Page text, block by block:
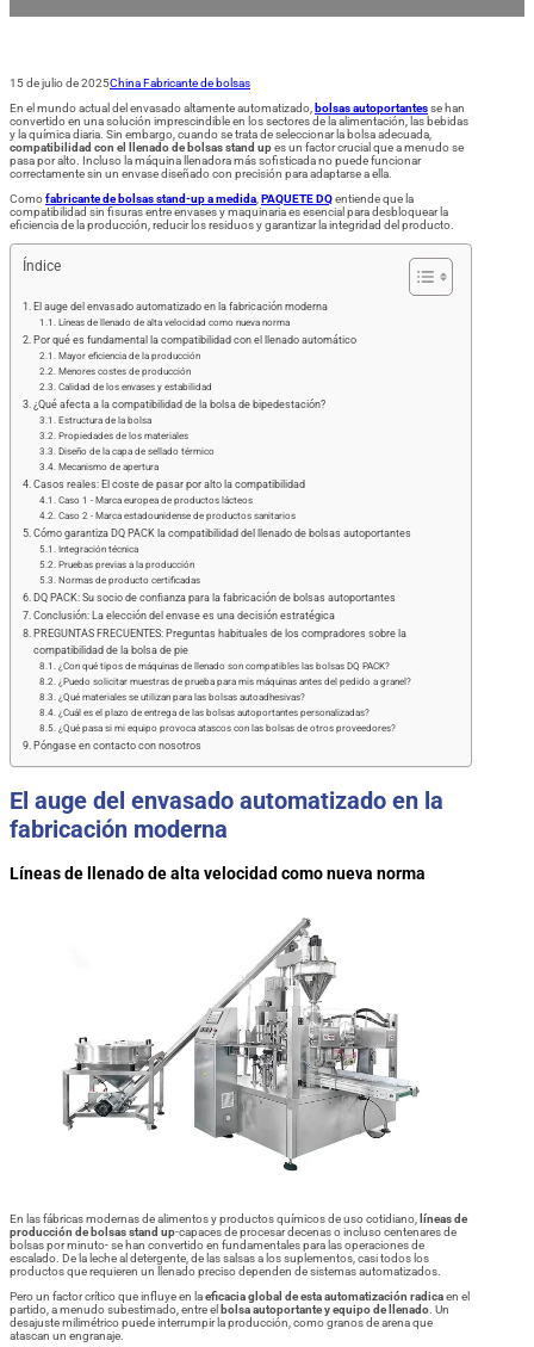
15 de julio de 2025China Fabricante de bolsas
En el mundo actual del envasado altamente automatizado, bolsas autoportantesse han
convertido en una solución imprescindible en los sectores de la alimentación, las bebidas
y la química diaria. Sin embargo, cuando se trata de seleccionar la bolsa adecuada,
compatibilidad con el llenado de bolsas stand upes un factor crucial que a menudo se
pasa por alto. Incluso la máquina llenadora más sofisticada no puede funcionar
correctamente sin un envase diseñado con precisión para adaptarse a ella.
Comofabricante de bolsas stand-up a medida PAQUETE DQentiende que la
compatibilidad sin fisuras entre envases y maquinaria es esencial para desbloquear la
eficiencia de la producción, reducir los residuos y garantizar la integridad del producto.
Índice
El auge del envasado automatizado en la fabricación moderna
Líneas de llenado de alta velocidad como nueva norma
Por qué es fundamental la compatibilidad con el llenado automático
Mayor eficiencia de la producción
Menores costes de producción
Calidad de los envases y estabilidad
¿Qué afecta a la compatibilidad de la bolsa de bipedestación?
Estructura de la bolsa
Propiedades de los materiales
Diseño de la capa de sellado térmico
Mecanismo de apertura
Casos reales: El coste de pasar por alto la compatibilidad
Caso 1 - Marca europea de productos lácteos
Caso 2 - Marca estadounidense de productos sanitarios
Cómo garantiza DQ PACK la compatibilidad del llenado de bolsas autoportantes
Integración técnica
Pruebas previas a la producción
Normas de producto certificadas
DQ PACK: Su socio de confianza para la fabricación de bolsas autoportantes
Conclusión: La elección del envase es una decisión estratégica
PREGUNTAS FRECUENTES: Preguntas habituales de los compradores sobre la
compatibilidad de la bolsa de pie
¿Con qué tipos de máquinas de llenado son compatibles las bolsas DQ PACK?
¿Puedo solicitar muestras de prueba para mis máquinas antes del pedido a granel?
¿Qué materiales se utilizan para las bolsas autoadhesivas?
¿Cuál es el plazo de entrega de las bolsas autoportantes personalizadas?
¿Qué pasa si mi equipo provoca atascos con las bolsas de otros proveedores?
Póngase en contacto con nosotros
El auge del envasado automatizado en la
fabricación moderna
Líneas de llenado de alta velocidad como nueva norma
En las fábricas modernas de alimentos y productos químicos de uso cotidiano,
líneas de
producción de bolsas stand up-capaces de procesar decenas o incluso centenares de
bolsas por minuto- se han convertido en fundamentales para las operaciones de
escalado. De la leche al detergente, de las salsas a los suplementos, casi todos los
productos que requieren un llenado preciso dependen de sistemas automatizados.
Pero un factor crítico que influye en laeficacia global de esta automatización radicaen el
partido, a menudo subestimado, entre el bolsa autoportante y equipo de llenado . Un
desajuste milimétrico puede interrumpir la producción, como granos de arena que
atascan un engranaje.